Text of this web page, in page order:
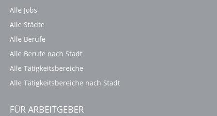
Alle Jobs
Alle Städte
Alle Berufe
Alle Berufe nach Stadt
Alle Tätigkeitsbereiche
Alle Tätigkeitsbereiche nach Stadt
FÜR ARBEITGEBER